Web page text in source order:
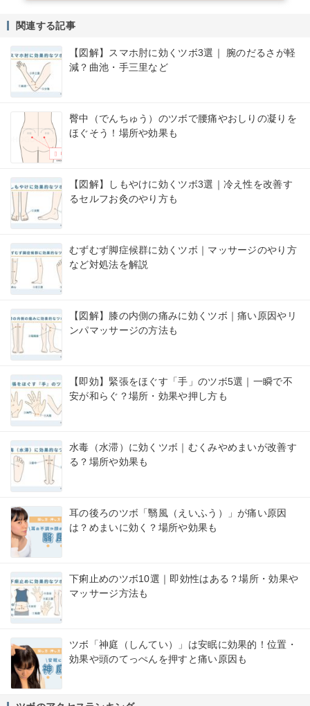
関連する記事
【図解】スマホ肘に効くツボ3選｜ 腕のだるさが軽
減？曲池・手三里など
臀中（でんちゅう）のツボで腰痛やおしりの凝りを
ほぐそう！場所や効果も
【図解】しもやけに効くツボ3選｜冷え性を改善す
るセルフお灸のやり方も
むずむず脚症候群に効くツボ｜マッサージのやり方
など対処法を解説
【図解】膝の内側の痛みに効くツボ｜痛い原因やリ
ンパマッサージの方法も
【即効】緊張をほぐす「手」のツボ5選｜一瞬で不
安が和らぐ？場所・効果や押し方も
水毒（水滞）に効くツボ｜むくみやめまいが改善す
る？場所や効果も
耳の後ろのツボ「翳風（えいふう）」が痛い原因
は？めまいに効く？場所や効果も
下痢止めのツボ10選｜即効性はある？場所・効果や
マッサージ方法も
ツボ「神庭（しんてい）」は安眠に効果的！位置・
効果や頭のてっぺんを押すと痛い原因も